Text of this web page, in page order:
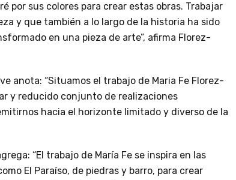
por sus colores para crear estas obras. Trabajar
y que también a lo largo de la historia ha sido
en una pieza de arte”, afirma Florez-
anota: “Situamos el trabajo de Maria Fe Florez-
y reducido conjunto de realizaciones
hacia el horizonte limitado y diverso de la
“El trabajo de María Fe se inspira en las
El Paraíso, de piedras y barro, para crear